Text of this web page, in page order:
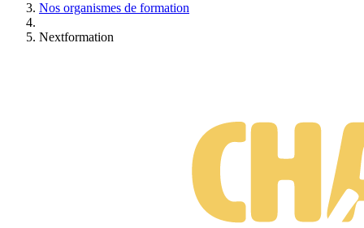
Nos organismes de formation
Nextformation